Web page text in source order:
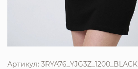
Артикул: 3RYA76_YJG3Z_1200_BLACK